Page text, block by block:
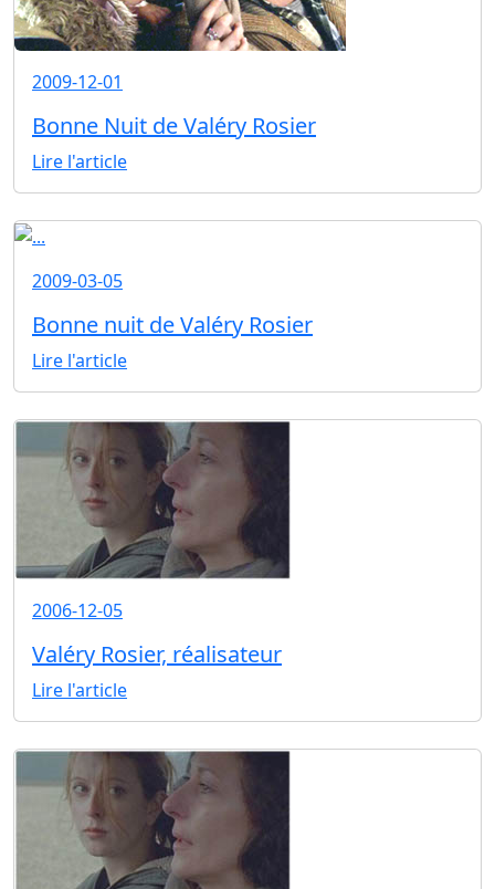
2009-12-01
Bonne Nuit de Valéry Rosier
Lire l'article
2009-03-05
Bonne nuit de Valéry Rosier
Lire l'article
2006-12-05
Valéry Rosier, réalisateur
Lire l'article